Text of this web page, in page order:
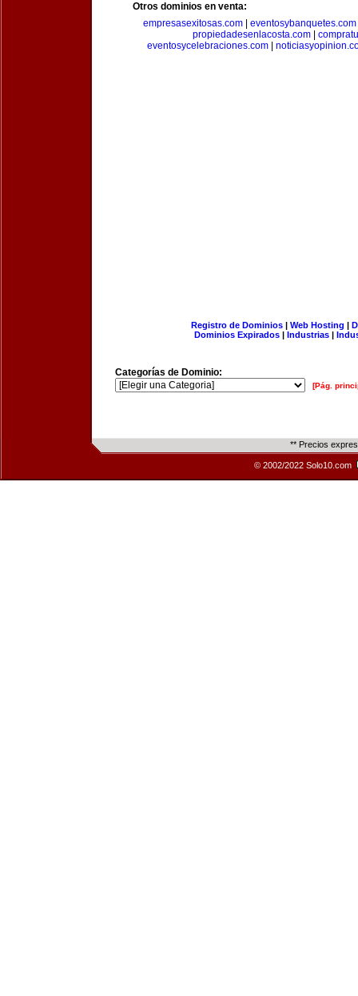
Otros dominios en venta:
empresasexitosas.com
eventosybanquetes.com
propiedadesenlacosta.com
eventosycelebraciones.com|
Registro de Dominios| Web Hosting |
Dominios Expirados | Industrias |
Categorías de Dominio:
[Pág.
** Precios
© 2002/2022 Solo10.com